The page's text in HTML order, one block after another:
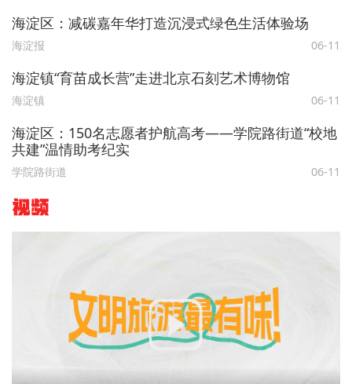
海淀区：减碳嘉年华打造沉浸式绿色生活体验场
海淀报 06-11
海淀镇“育苗成长营”走进北京石刻艺术博物馆
海淀镇 06-11
海淀区：150名志愿者护航高考——学院路街道“校地
共建”温情助考纪实
学院路街道 06-11
视频